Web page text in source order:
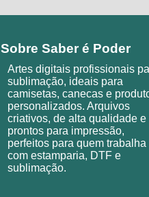
Sobre Saber é Poder
Artes digitais profissionais
sublimação, ideais para
camisetas, canecas e
personalizados. Arquivos
criativos, de alta qualidade e
prontos para impressão,
perfeitos para quem trabalha
com estamparia, DTF e
sublimação.